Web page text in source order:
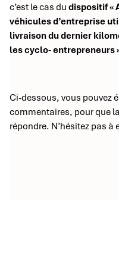
c’est le cas du dispositif «
véhicules d’entreprise
livraison du dernier
les cyclo- entrepreneurs
Ci-dessous, vous pouvez
commentaires, pour que
répondre. N’hésitez pas